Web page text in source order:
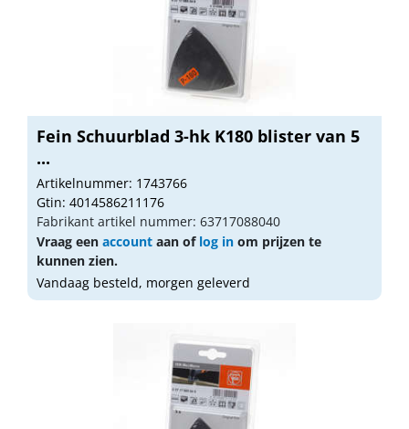
Fein Schuurblad 3-hk K180 blister van 5
...
Artikelnummer: 1743766
Gtin: 4014586211176
Fabrikant artikel nummer: 63717088040
Vraag een account aan of log in om prijzen te
kunnen zien.
Vandaag besteld, morgen geleverd